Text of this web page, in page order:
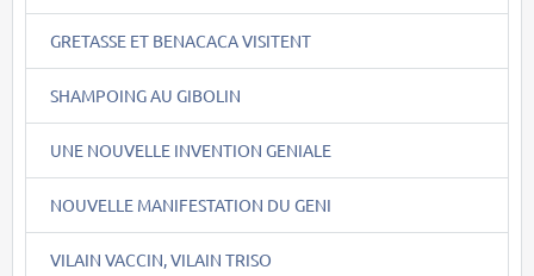
GRETASSE ET BENACACA VISITENT
SHAMPOING AU GIBOLIN
UNE NOUVELLE INVENTION GENIALE
NOUVELLE MANIFESTATION DU GENI
VILAIN VACCIN, VILAIN TRISO